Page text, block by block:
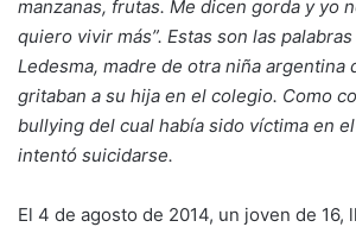
manzanas, frutas. Me dicen gorda y yo
quiero vivir más”. Estas son las
Ledesma, madre de otra niña argentina
gritaban a su hija en el colegio. Como
bullying del cual había sido víctima en
intentó suicidarse.
El 4 de agosto de 2014, un joven de 16,